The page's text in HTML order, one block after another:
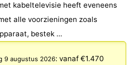
kabeltelevisie heeft eveneens
alle voorzieningen zoals
bestek ...
zondag 9 augustus 2026: vanaf €1.470